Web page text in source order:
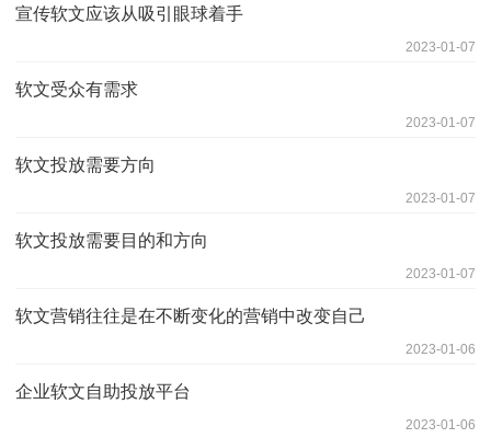
宣传软文应该从吸引眼球着手
2023-01-07
软文受众有需求
2023-01-07
软文投放需要方向
2023-01-07
软文投放需要目的和方向
2023-01-07
软文营销往往是在不断变化的营销中改变自己
2023-01-06
企业软文自助投放平台
2023-01-06